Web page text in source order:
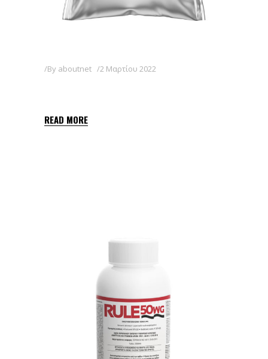
By aboutnet 2 Μαρτίου 2022
READ MORE